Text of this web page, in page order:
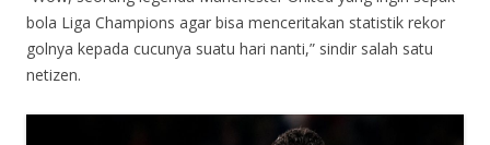
bola Liga Champions agar bisa menceritakan statistik rekor
golnya kepada cucunya suatu hari nanti,” sindir salah satu
netizen.